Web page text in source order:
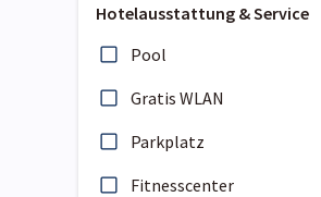
Hotelausstattung & Service
Pool
Gratis WLAN
Parkplatz
Fitnesscenter